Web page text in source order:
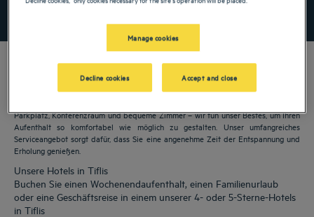
FINDEN SIE EIN HOTEL
Parkplatz, Konferenzraum und bequeme Zimmer – wir tun unser Bestes, um Ihren
Aufenthalt so komfortabel wie möglich zu gestalten. Unser umfangreiches
Serviceangebot sorgt dafür, dass Sie eine angenehme Zeit der Entspannung und
Erholung genießen.
Unsere Hotels in Tiflis
Buchen Sie einen Wochenendaufenthalt, einen Familienurlaub
oder eine Geschäftsreise in einem unserer 4- oder 5-Sterne-Hotels
in Tiflis
Manage cookies
Decline cookies Accept and close